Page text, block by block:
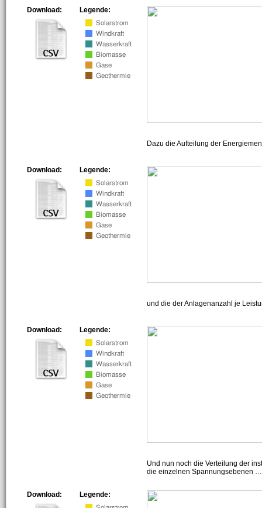
Legende:
Download:
Dazu die Aufteilung der
Legende:
Download:
und die der Anlagenanzahl je
Legende:
Download:
Und nun noch die Verteilung der
die einzelnen Spannungsebenen
Legende:
Download: